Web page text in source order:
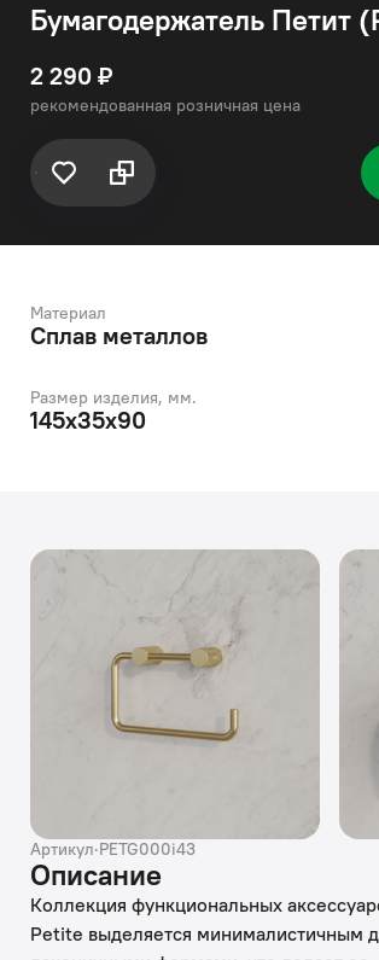
Бумагодержатель Петит
2 290 ₽
рекомендованная розничная цена
Материал
Сплав металлов
Размер изделия, мм.
145х35х90
Артикул·PETG000i43
Описание
Коллекция функциональных
Petite выделяется минималистичным